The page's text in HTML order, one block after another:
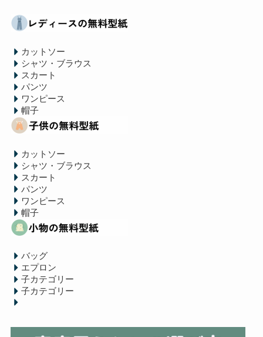
カットソー
シャツ・ブラウス
スカート
パンツ
ワンピース
帽子
カットソー
シャツ・ブラウス
スカート
パンツ
ワンピース
帽子
バッグ
エプロン
子カテゴリー
子カテゴリー